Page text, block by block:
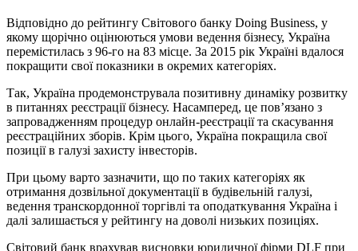
Відповідно до рейтингу Cвітового банку Doing Business, у
якому щорічно оцінюються умови ведення бізнесу, Україна
перемістилась з 96-го на 83 місце. За 2015 рік Україні вдалося
покращити свої показники в окремих категоріях.
Так, Україна продемонструвала позитивну динаміку розвитку
в питаннях реєстрації бізнесу. Насамперед, це пов’язано з
запровадженням процедур онлайн-реєстрації та скасування
реєстраційних зборів. Крім цього, Україна покращила свої
позиції в галузі захисту інвесторів.
При цьому варто зазначити, що по таких категоріях як
отримання дозвільної документації в будівельній галузі,
ведення транскордонної торгівлі та оподаткування Україна і
далі залишається у рейтингу на доволі низьких позиціях.
Cвітовий банк врахував висновки юридичної фірми DLF при